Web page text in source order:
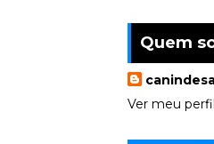
Quem
Ver meu